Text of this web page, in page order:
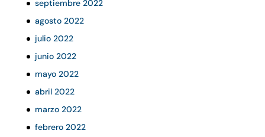
septiembre 2022
agosto 2022
julio 2022
junio 2022
mayo 2022
abril 2022
marzo 2022
febrero 2022